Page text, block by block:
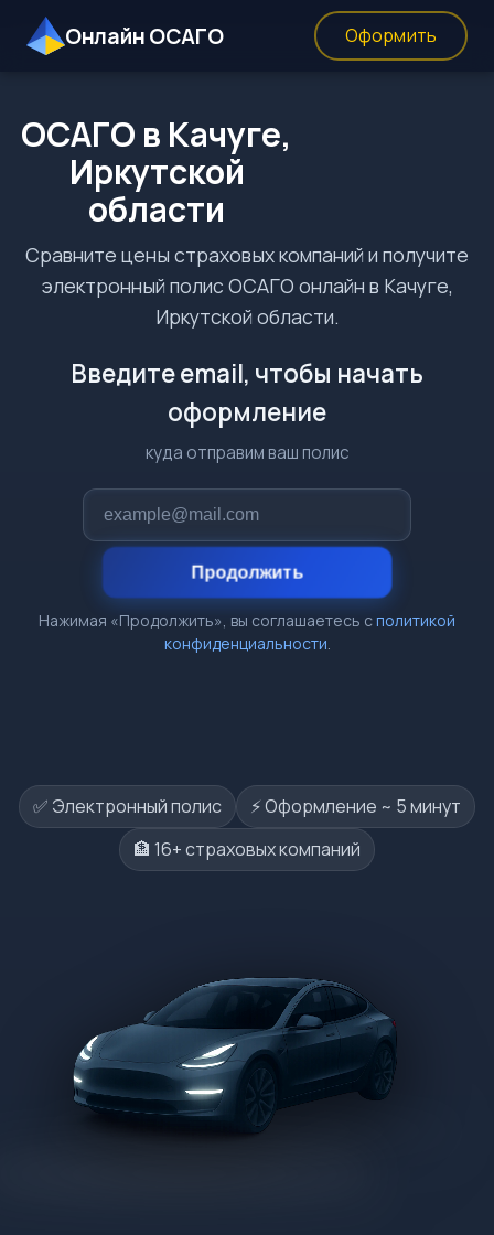
Онлайн ОСАГО Оформить
ОСАГО в Качуге,
Иркутской
области
Сравните цены страховых компаний и получите
электронный полис ОСАГО онлайн в Качуге,
Иркутской области.
Введите email, чтобы начать
оформление
куда отправим ваш полис
Продолжить
Нажимая «Продолжить», вы соглашаетесь сполитикой
конфиденциальности.
✅ Электронный полис
⚡️ Оформление ~ 5 минут
🏦 16+ страховых компаний